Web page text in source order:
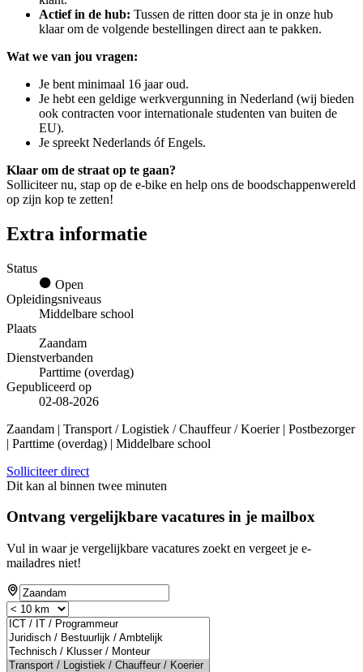
Actief in de hub: Tussen de ritten door sta je in onze hub
klaar om de volgende bestellingen direct aan te pakken.
Wat we van jou vragen:
Je bent minimaal 16 jaar oud.
Je hebt een geldige werkvergunning in Nederland (wij bieden
ook contracten voor internationale studenten van buiten de
EU).
Je spreekt Nederlands óf Engels.
Klaar om de straat op te gaan?
Solliciteer nu, stap op de e-bike en help ons de boodschappenwereld
op zijn kop te zetten!
Extra informatie
Status
Open
Opleidingsniveaus
Middelbare school
Plaats
Zaandam
Dienstverbanden
Parttime (overdag)
Gepubliceerd op
02-08-2026
Zaandam | Transport / Logistiek / Chauffeur / Koerier | Postbezorger
| Parttime (overdag) | Middelbare school
Solliciteer direct
Dit kan al binnen twee minuten
Ontvang vergelijkbare vacatures in je mailbox
Vul in waar je vergelijkbare vacatures zoekt en vergeet je e-
mailadres niet!